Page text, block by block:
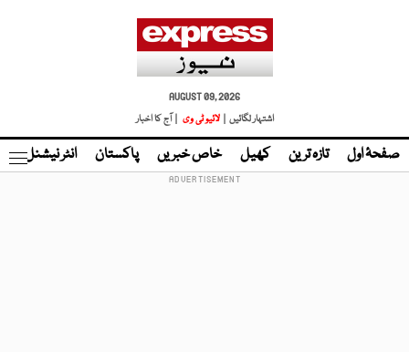
AUGUST 09, 2026
اشتہار لگائیں |
لائیو ٹی وی | آج کا اخبار
صفحۂ اول تازہ ترین کھیل خاص خبریں پاکستان انٹر نیشنل